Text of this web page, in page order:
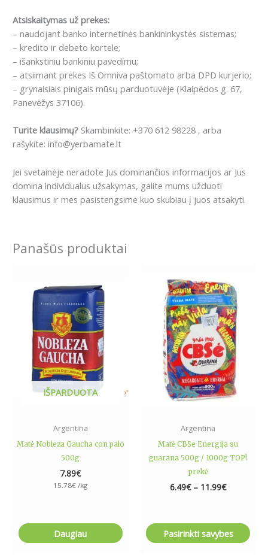
Atsiskaitymas už prekes:
– naudojant banko internetinės bankininkystės sistemas;
– kredito ir debeto kortele;
– išankstiniu bankiniu pavedimu;
– atsiimant prekes Iš Omniva paštomato arba DPD kurjerio;
– grynaisiais pinigais mūsų parduotuvėje (Klaipėdos g. 67,
Panevėžys 37106).
Turite klausimų? Skambinkite: +370 612 98228 , arba
rašykite: info@yerbamate.lt
Jei svetainėje neradote Jus dominančios informacijos ar Jus
domina individualus užsakymas, galite mums užduoti
klausimus ir mes pasistengsime kuo skubiau į juos atsakyti.
Panašūs produktai
IŠPARDUOTA
Argentina
Matė Nobleza Gaucha con palo
500g
7.89€
15.78€ /kg
Daugiau
Argentina
Matė CBSe Energija su
guarana 500g / 1000g TOP!
prekė
6.49€ – 11.99€
6.49€
through
11.99€
Pasirinkti savybes
product
has
multiple
variants.
The
options
may
be
chosen
page